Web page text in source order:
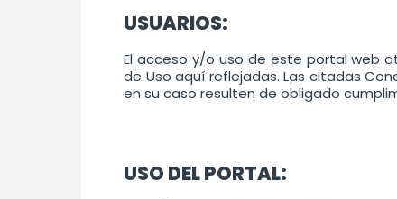
USUARIOS:
El acceso y/o uso de este portal web
de Uso aquí reflejadas. Las citadas
en su caso resulten de obligado
USO DEL PORTAL: